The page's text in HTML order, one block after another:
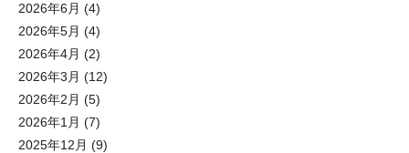
2026年6月 (4)
2026年5月 (4)
2026年4月 (2)
2026年3月 (12)
2026年2月 (5)
2026年1月 (7)
2025年12月 (9)